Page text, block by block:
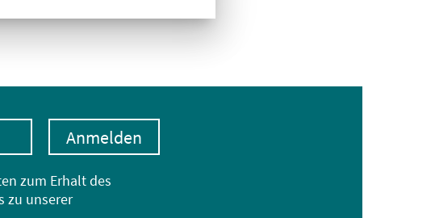
zum Erhalt des
zu unserer
Anmelden